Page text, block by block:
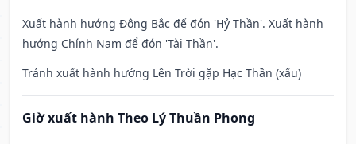
Xuất hành hướng Đông Bắc để đón 'Hỷ Thần'. Xuất hành
hướng Chính Nam để đón 'Tài Thần'.
Tránh xuất hành hướng Lên Trời gặp Hạc Thần (xấu)
Giờ xuất hành Theo Lý Thuần Phong